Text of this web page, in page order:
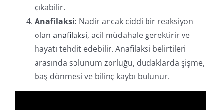
çıkabilir.
Anafilaksi: Nadir ancak ciddi bir reaksiyon
olan anafilaksi, acil müdahale gerektirir ve
hayatı tehdit edebilir. Anafilaksi belirtileri
arasında solunum zorluğu, dudaklarda şişme,
baş dönmesi ve bilinç kaybı bulunur.